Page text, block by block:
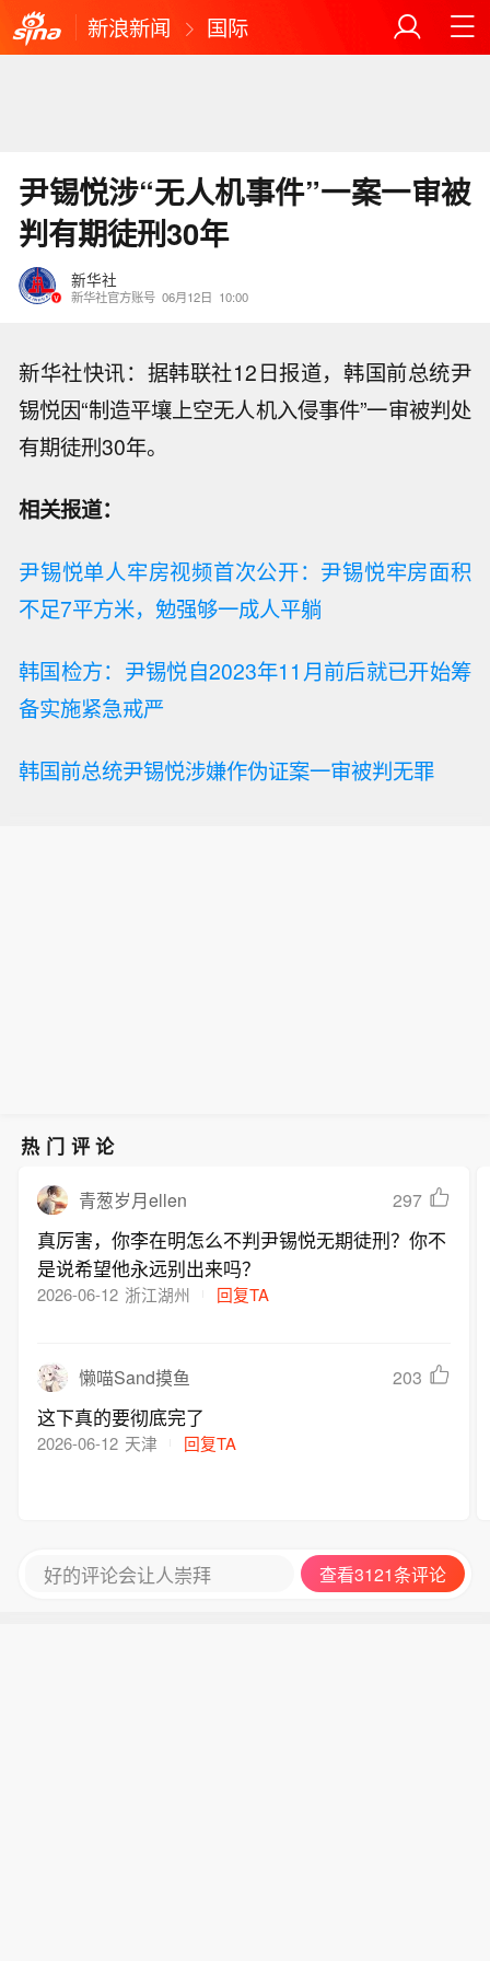
新浪新闻 国际
尹锡悦涉“无人机事件”一案一审被
判有期徒刑30年
新华社
新华社官方账号 06月12日 10:00
新华社快讯：据韩联社12日报道，韩国前总统尹
锡悦因“制造平壤上空无人机入侵事件”一审被判处
有期徒刑30年。
相关报道：
尹锡悦单人牢房视频首次公开：尹锡悦牢房面积
不足7平方米，勉强够一成人平躺
韩国检方：尹锡悦自2023年11月前后就已开始筹
备实施紧急戒严
韩国前总统尹锡悦涉嫌作伪证案一审被判无罪
热门评论
青葱岁月ellen 297
真厉害，你李在明怎么不判尹锡悦无期徒刑？你不
是说希望他永远别出来吗？
2026-06-12 浙江湖州 回复TA
懒喵Sand摸鱼 203
这下真的要彻底完了
2026-06-12 天津 回复TA
好的评论会让人崇拜 查看3121条评论